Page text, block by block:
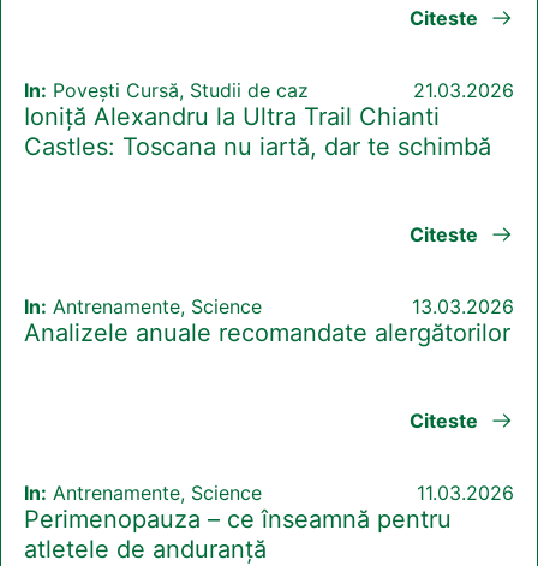
Citeste
In: Povești Cursă, Studii de caz 21.03.2026
Ioniță Alexandru la Ultra Trail Chianti
Castles: Toscana nu iartă, dar te schimbă
Citeste
In: Antrenamente, Science 13.03.2026
Analizele anuale recomandate alergătorilor
Citeste
In: Antrenamente, Science 11.03.2026
Perimenopauza – ce înseamnă pentru
atletele de anduranță